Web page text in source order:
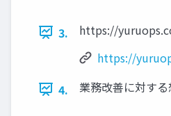
3.
https://
https://
4.
業務改善に対する